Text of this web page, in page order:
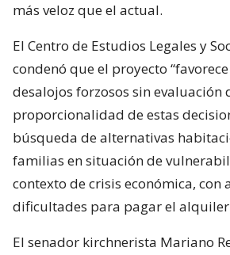
más veloz que el actual.
El Centro de Estudios Legales y
condenó que el proyecto
desalojos forzosos sin evaluación
proporcionalidad de estas
búsqueda de alternativas
familias en situación de
contexto de crisis económica, con
dificultades para pagar el alquiler
El senador kirchnerista Mariano